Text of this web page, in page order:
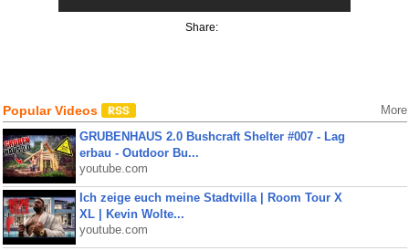
Share:
Popular Videos More
GRUBENHAUS 2.0 Bushcraft Shelter #007 - Lag
erbau - Outdoor Bu...
youtube.com
Ich zeige euch meine Stadtvilla | Room Tour X
XL | Kevin Wolte...
youtube.com